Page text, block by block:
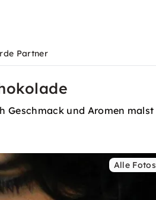
Partner
Geschmack und Aromen malst
Alle Fotos